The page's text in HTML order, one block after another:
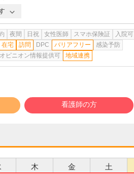
夜間 日祝 女性医師 スマホ保険証 入院可
在宅
訪問 DPC バリアフリー
感染予防
ピニオン情報提供可
地域連携
看護師の方
木 金 土